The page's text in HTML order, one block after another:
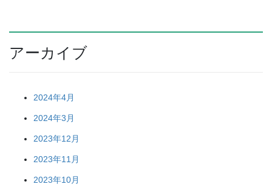
アーカイブ
2024年4月
2024年3月
2023年12月
2023年11月
2023年10月